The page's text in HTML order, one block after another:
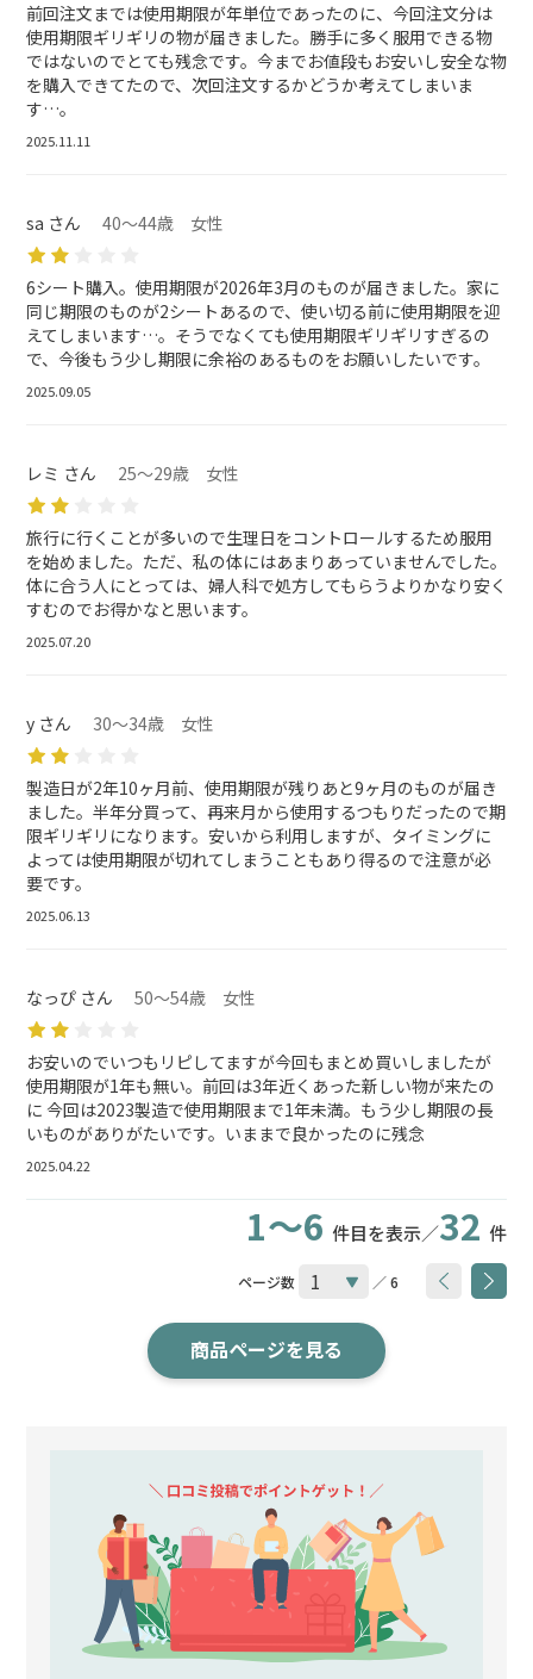
前回注文までは使用期限が年単位であったのに、今回注文分は
使用期限ギリギリの物が届きました。勝手に多く服用できる物
ではないのでとても残念です。今までお値段もお安いし安全な物
を購入できてたので、次回注文するかどうか考えてしまいま
す…。
2025.11.11
sa さん 40～44歳 女性
6シート購入。使用期限が2026年3月のものが届きました。家に
同じ期限のものが2シートあるので、使い切る前に使用期限を迎
えてしまいます…。そうでなくても使用期限ギリギリすぎるの
で、今後もう少し期限に余裕のあるものをお願いしたいです。
2025.09.05
レミ さん 25～29歳 女性
旅行に行くことが多いので生理日をコントロールするため服用
を始めました。ただ、私の体にはあまりあっていませんでした。
体に合う人にとっては、婦人科で処方してもらうよりかなり安く
すむのでお得かなと思います。
2025.07.20
y さん 30～34歳 女性
製造日が2年10ヶ月前、使用期限が残りあと9ヶ月のものが届き
ました。半年分買って、再来月から使用するつもりだったので期
限ギリギリになります。安いから利用しますが、タイミングに
よっては使用期限が切れてしまうこともあり得るので注意が必
要です。
2025.06.13
なっぴ さん 50～54歳 女性
お安いのでいつもリピしてますが今回もまとめ買いしましたが
使用期限が1年も無い。前回は3年近くあった新しい物が来たの
に 今回は2023製造で使用期限まで1年未満。もう少し期限の長
いものがありがたいです。いままで良かったのに残念
2025.04.22
1～6 件目を表示／32 件
ページ数 ／ 6
商品ページを見る